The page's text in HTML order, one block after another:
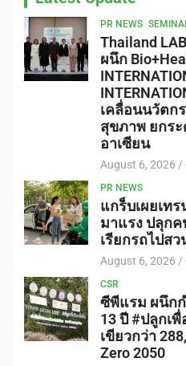
PR NEWS
Thailand
ผนึก
เคลื่อนนวัตก
สุขภาพ ยกร
อาเซียน
August 6, 2026
PR NEWS
แกร็บเผยเทร
มาแรง ปลุก
เรียกรถไปส
August 6, 2026
CSR
ซีพีแรม ผนึก
13 ปี #ปลูกเ
เขียวกว่า
Zero 2050